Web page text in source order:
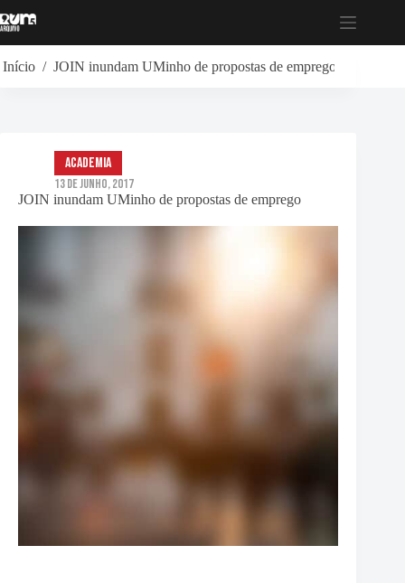
para
Início / JOIN inundam UMinho de propostas de emprego
JOIN inundam UMinho de propostas de emprego
Academia
13 de Junho, 2017